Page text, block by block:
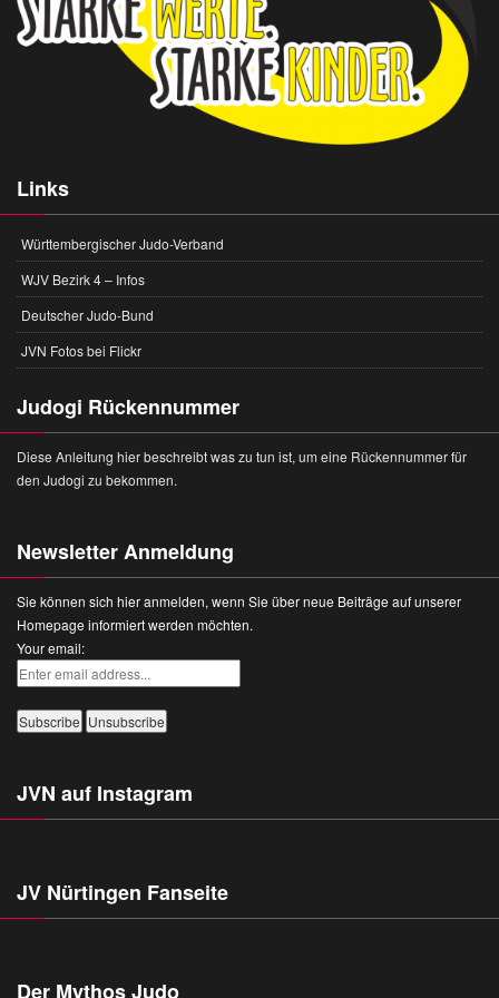
Links
Württembergischer Judo-Verband
WJV Bezirk 4 – Infos
Deutscher Judo-Bund
JVN Fotos bei Flickr
Judogi Rückennummer
Diese Anleitung hier beschreibt was zu tun ist, um eine Rückennummer für
den Judogi zu bekommen.
Newsletter Anmeldung
Sie können sich hier anmelden, wenn Sie über neue Beiträge auf unserer
Homepage informiert werden möchten.
Your email:
JVN auf Instagram
JV Nürtingen Fanseite
Der Mythos Judo